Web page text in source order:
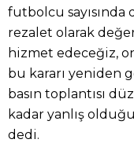
futbolcu sayısında
rezalet olarak
hizmet edeceğiz,
bu kararı yeniden
basın toplantısı
kadar yanlış
dedi.